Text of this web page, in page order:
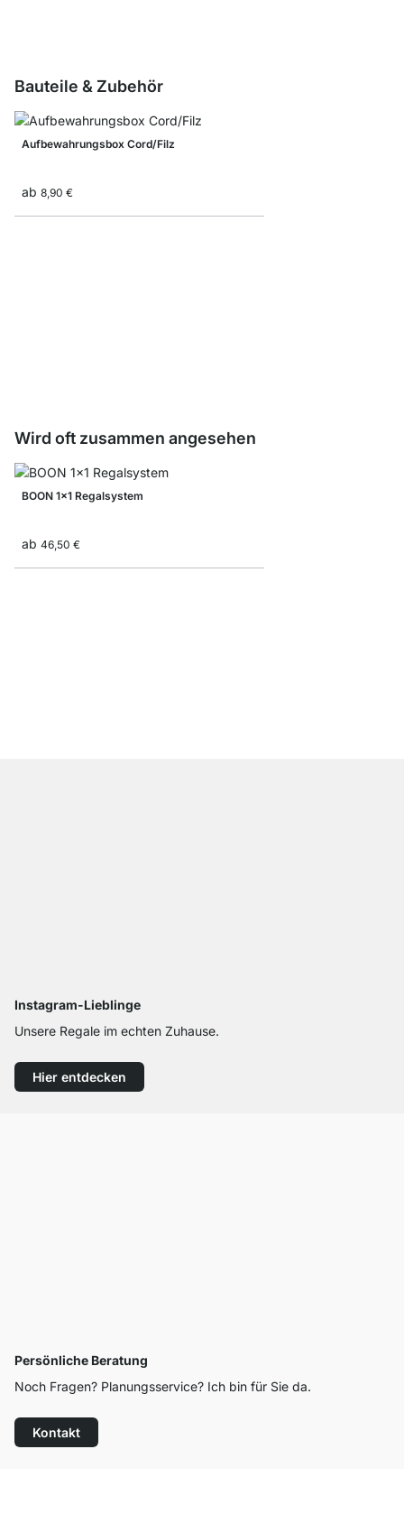
Bauteile & Zubehör
Aufbewahrungsbox Cord/Filz
ab 8,90 €
Wird oft zusammen angesehen
BOON 1x1 Regalsystem
ab 46,50 €
Instagram-Lieblinge
Unsere Regale im echten Zuhause.
Hier entdecken
Persönliche Beratung
Noch Fragen? Planungsservice? Ich bin für Sie da.
Kontakt